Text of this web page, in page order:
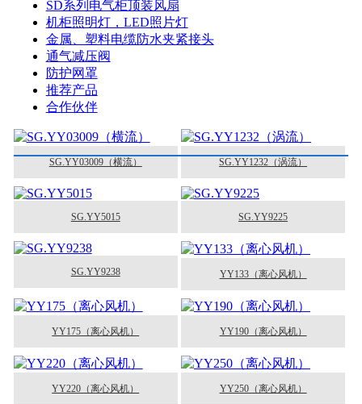
SD系列电气柜顶装风扇
机柜照明灯，LED照片灯
金属、塑料电缆防水夹紧接头
通气减压阀
防护网罩
推荐产品
合作伙伴
SG.YY03009（横流） SG.YY1232（涡流）
SG.YY5015 SG.YY9225
SG.YY9238 YY133（离心风机）
YY175（离心风机） YY190（离心风机）
YY220（离心风机） YY250（离心风机）